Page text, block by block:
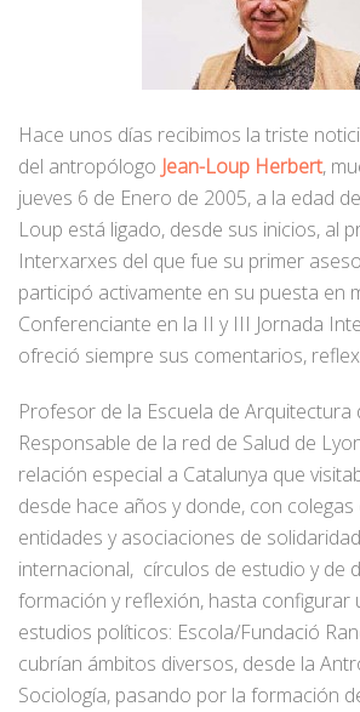
Hace unos días recibimos la triste
del antropólogo Jean-Loup Herbert,
jueves 6 de Enero de 2005, a la edad
Loup está ligado, desde sus inicios, al
Interxarxes del que fue su primer
participó activamente en su puesta en
Conferenciante en la II y III Jornada
ofreció siempre sus comentarios,
Profesor de la Escuela de Arquitectura
Responsable de la red de Salud de
relación especial a Catalunya que
desde hace años y donde, con
entidades y asociaciones de
internacional, círculos de estudio y de
formación y reflexión, hasta configurar
estudios políticos: Escola/Fundació
cubrían ámbitos diversos, desde la
Sociología, pasando por la formación